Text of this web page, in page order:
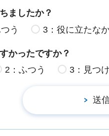
ましたか？
う 3：役に立たな
かったですか？
2：ふつう 3：見つ